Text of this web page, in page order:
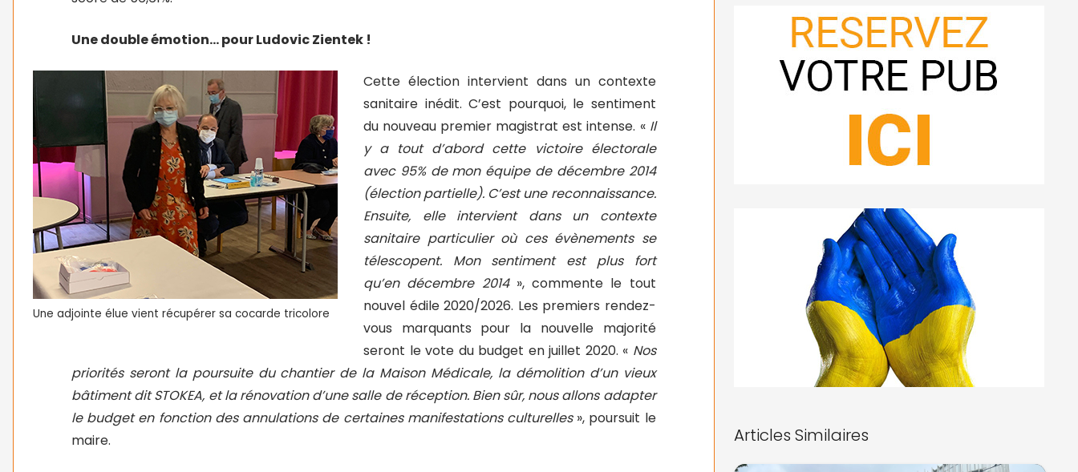
Une double émotion… pour Ludovic Zientek !
Une adjointe élue vient récupérer sa cocarde tricolore
Cette élection intervient dans un contexte
sanitaire inédit. C’est pourquoi, le sentiment
du nouveau premier magistrat est intense. « Il
y a tout d’abord cette victoire électorale
avec 95% de mon équipe de décembre 2014
(élection partielle). C’est une reconnaissance.
Ensuite, elle intervient dans un contexte
sanitaire particulier où ces évènements se
télescopent. Mon sentiment est plus fort
qu’en décembre 2014», commente le tout
nouvel édile 2020/2026. Les premiers rendez-
vous marquants pour la nouvelle majorité
seront le vote du budget en juillet 2020. « Nos
priorités seront la poursuite du chantier de la Maison Médicale, la démolition d’un vieux
bâtiment dit STOKEA, et la rénovation d’une salle de réception. Bien sûr, nous allons adapter
le budget en fonction des annulations de certaines manifestations culturelles », poursuit le
maire.
Articles Similaires